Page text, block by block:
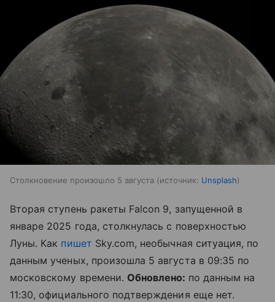
Столкновение произошло 5 августа источник: Unsplash
Вторая ступень ракеты Falcon 9, запущенной в
январе 2025 года, столкнулась с поверхностью
Луны. Как пишет Sky.com, необычная ситуация, по
данным ученых, произошла 5 августа в 09:35 по
московскому времени. Обновлено: по данным на
11:30, официального подтверждения еще нет.